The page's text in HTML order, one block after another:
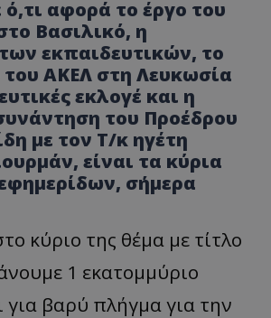
ό,τι αφορά το έργο του
Βασιλικό, η
εκπαιδευτικών, το
ΑΚΕΛ στη Λευκωσία
εκλογέ και η
του Προέδρου
με τον Τ/κ ηγέτη
είναι τα κύρια
σήμερα
κύριο της θέμα με τίτλο
1 εκατομμύριο
για βαρύ πλήγμα για την